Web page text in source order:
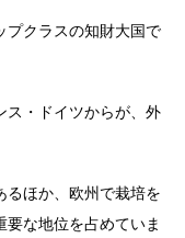
プクラスの知財大国で
ス・ドイツからが、外
るほか、欧州で栽培を
な地位を占めていま